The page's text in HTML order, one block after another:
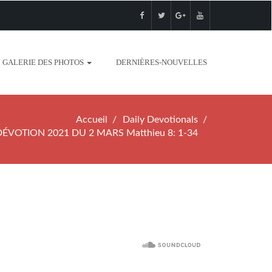
GALERIE DES PHOTOS DERNIÈRES-NOUVELLES
Accueil
Daily Devotionals
2021 DU 2 MARS Matthieu 8: 1-34